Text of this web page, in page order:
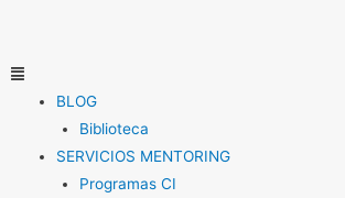
contenido
Menú
BLOG
Biblioteca
SERVICIOS MENTORING
Programas CI